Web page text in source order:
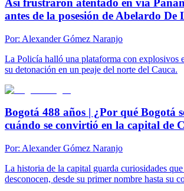
Así frustraron atentado en vía
antes de la posesión de Abelardo De
Por: Alexander Gómez Naranjo
La Policía halló una plataforma con explosivos
su detonación en un peaje del norte del Cauca.
Bogotá 488 años | ¿Por qué Bogotá
cuándo se convirtió en la capital de
Por: Alexander Gómez Naranjo
La historia de la capital guarda curiosidades
desconocen, desde su primer nombre hasta su